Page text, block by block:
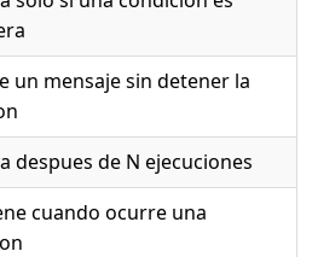
un mensaje sin detener la
despues de N ejecuciones
cuando ocurre una